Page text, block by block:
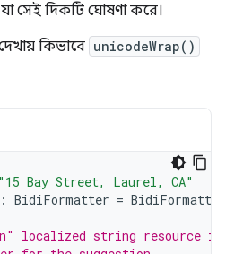
সেই দিকটি ঘোষণা করে।
কিভাবে unicodeWrap()
"15 Bay Street, Laurel, CA"
: BidiFormatter = BidiFormatter
localized string resource